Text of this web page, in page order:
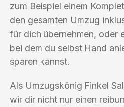
zum Beispiel einem
den gesamten Umzug
für dich übernehmen, oder
bei dem du selbst Hand
sparen kannst.
Als Umzugskönig Finkel
wir dir nicht nur einen